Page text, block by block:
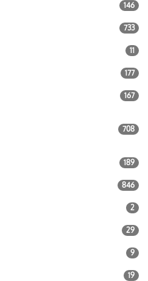
146
733
11
177
167
708
189
846
2
29
9
19